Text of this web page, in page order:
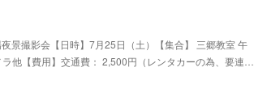
景撮影会【日時】7月25日（土）【集合】 三郷教室 午
他【費用】交通費： 2,500円（レンタカーの為、要連…